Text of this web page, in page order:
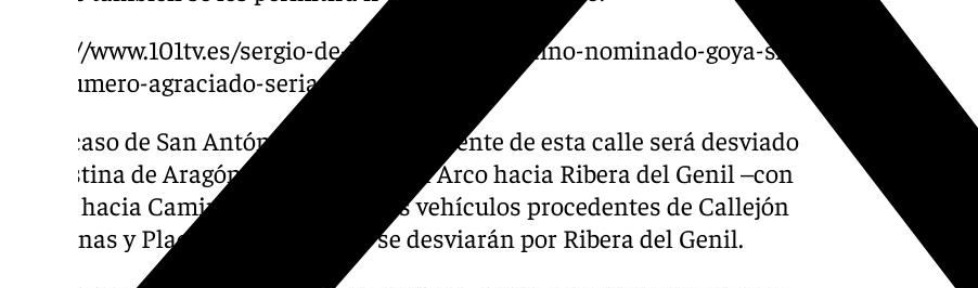
https://www.101tv.es/sergio-de-la-puente-granadino-nominado-goya-si-
cae-numero-agraciado-seria-como-cuento/
En el caso de San Antón, el tráfico procedente de esta calle será desviado
a Agustina de Aragón y por Ricardo del Arco hacia Ribera del Genil –con
salida hacia Camino de Ronda– y los vehículos procedentes de Callejón
de Arenas y Placeta del Matadero se desviarán por Ribera del Genil.